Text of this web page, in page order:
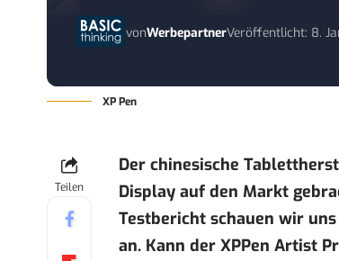
vonWerbepartnerVeröffentlicht: 8.
XP Pen
Teilen
Der chinesische
Display auf den Markt
Testbericht schauen wir
an. Kann der XPPen Artist